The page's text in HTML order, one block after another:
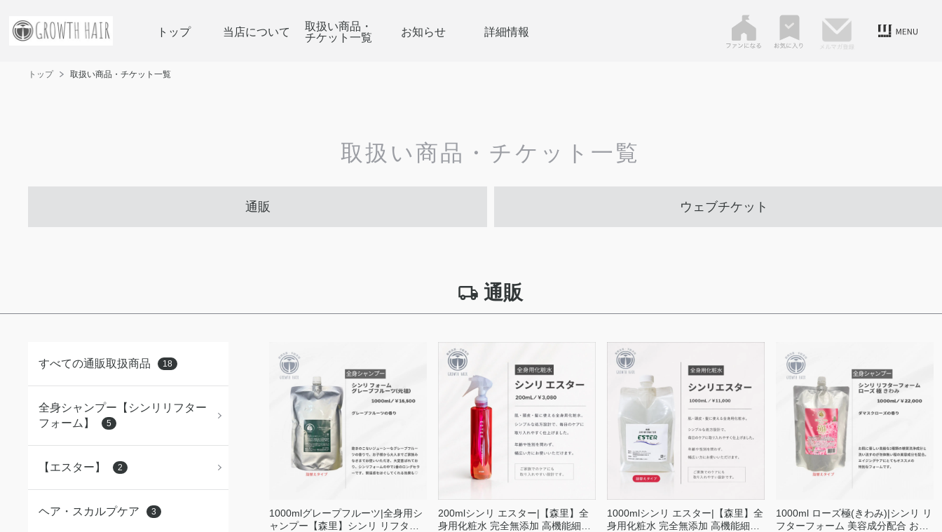
トップ 当店について 取扱い商品・
チケット一覧 お知らせ 詳細情報
トップ 取扱い商品・チケット一覧
取扱い商品・チケット一覧
通販 ウェブチケット
通販
すべての通販取扱商品 18
全身シャンプー【シンリリフター
フォーム】
5
【エスター】 2
ヘア・スカルプケア 3
1000mlグレープフルーツ|全身用シ
ャンプー【森里】シンリ リフター
200mlシンリ エスター|【森里】全
身用化粧水 完全無添加 高機能細胞
1000mlシンリ エスター|【森里】全
身用化粧水 完全無添加 高機能細胞
1000ml ローズ極(きわみ)|シンリ リ
フターフォーム 美容成分配合 お肌